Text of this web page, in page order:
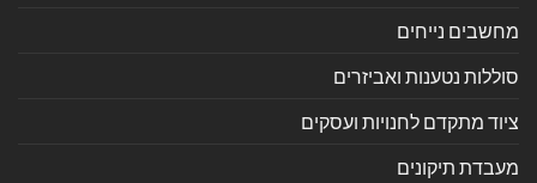
מחשבים נייחים
סוללות נטענות ואביזרים
ציוד מתקדם לחנויות ועסקים
מעבדת תיקונים